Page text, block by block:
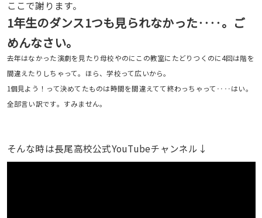
ここで謝ります。
1年生のダンス1つも見られなかった‥‥。ご
めんなさい。
去年はなかった演劇を見たり母校やのにこの教室にたどりつくのに4回は階を
間違えたりしちゃって。ほら、学校って広いから。
1個見よう！って決めてたものは時間を間違えてて終わっちゃって‥‥はい。
全部言い訳です。すみません。
そんな時は長尾高校公式YouTubeチャンネル↓